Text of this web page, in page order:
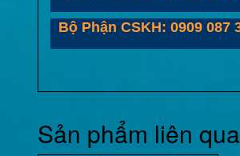
Bộ Phận CSKH: 0909 087
Sản phẩm liên